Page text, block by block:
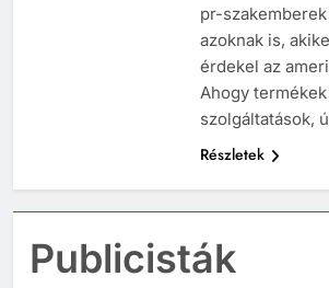
pr-
azoknak is,
érdekel az
Ahogy
szolgáltatások,
Részletek
Publicisták